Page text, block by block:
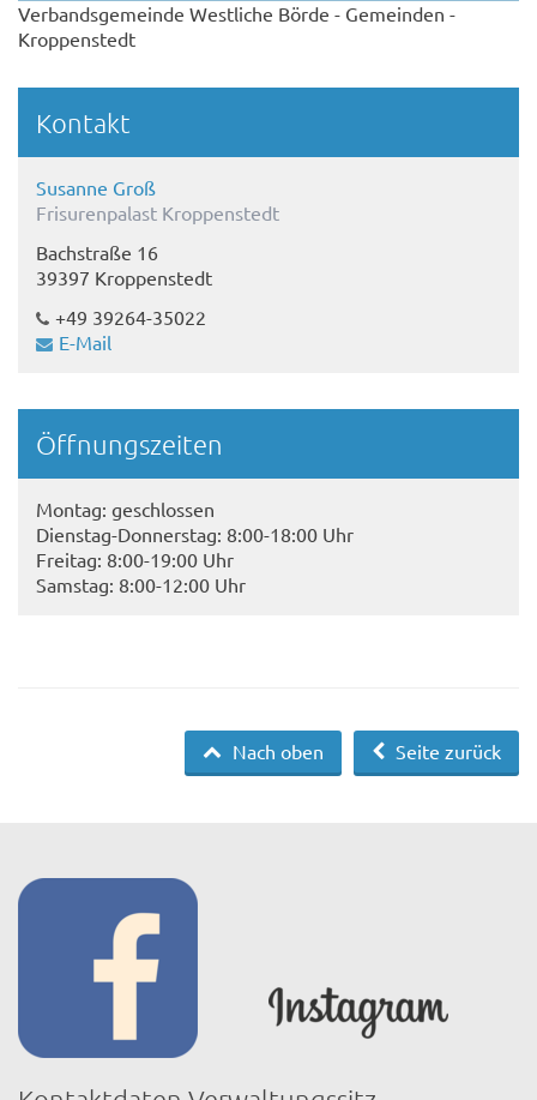
Verbandsgemeinde Westliche Börde - Gemeinden -
Kroppenstedt
Kontakt
Susanne Groß
Frisurenpalast Kroppenstedt
Bachstraße 16
39397 Kroppenstedt
+49 39264-35022
E-Mail
Öffnungszeiten
Montag: geschlossen
Dienstag-Donnerstag: 8:00-18:00 Uhr
Freitag: 8:00-19:00 Uhr
Samstag: 8:00-12:00 Uhr
Seite zurück
Nach oben